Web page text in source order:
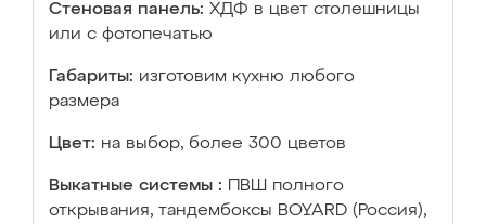
Стеновая панель: ХДФ в цвет столешницы
или с фотопечатью
Габариты: изготовим кухню любого
размера
Цвет: на выбор, более 300 цветов
Выкатные системы :
ПВШ полного
открывания, тандембоксы BOYARD (Россия),